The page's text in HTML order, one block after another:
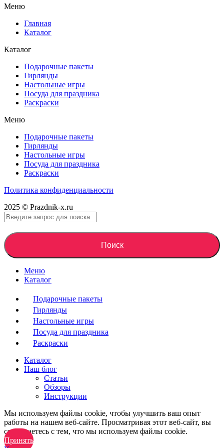
Меню
Главная
Каталог
Каталог
Подарочные пакеты
Гирлянды
Настольные игры
Посуда для праздника
Раскраски
Меню
Подарочные пакеты
Гирлянды
Настольные игры
Посуда для праздника
Раскраски
Политика конфиденциальности
2025 © Prazdnik-x.ru
Поиск
Меню
Каталог
Подарочные пакеты
Гирлянды
Настольные игры
Посуда для праздника
Раскраски
Каталог
Наш блог
Статьи
Обзоры
Инструкции
Мы используем файлы cookie, чтобы улучшить ваш опыт
работы на нашем веб-сайте. Просматривая этот веб-сайт, вы
соглашаетесь с тем, что мы используем файлы cookie.
Принять